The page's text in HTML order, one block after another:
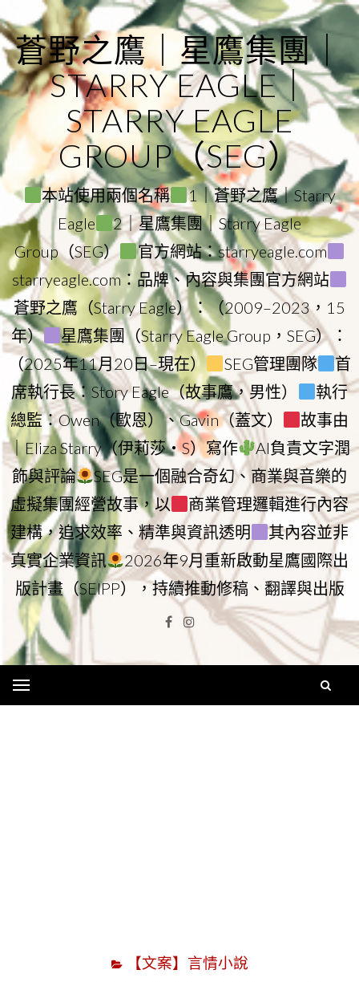
to
content
蒼野之鷹｜星鷹集團｜
STARRY EAGLE｜
STARRY EAGLE
GROUP（SEG）
本站使用兩個名稱
1｜蒼野之鷹｜Starry
Eagle
2｜星鷹集團｜Starry Eagle
Group（SEG）
官方網站：starryeagle.com
starryeagle.com：品牌、內容與集團官方網站
蒼野之鷹（Starry Eagle）：（2009–2023，15
年）
星鷹集團（Starry Eagle Group，SEG）：
（2025年11月20日–現在）
SEG管理團隊
首
席執行長：Story Eagle（故事鷹，男性）
執行
總監：Owen（歐恩）、Gavin（蓋文）
故事由
｜Eliza Starry（伊莉莎・S）寫作
AI負責文字潤
飾與評論
SEG是一個融合奇幻、商業與音樂的
虛擬集團經營故事，以
商業管理邏輯進行內容
建構，追求效率、精準與資訊透明
其內容並非
真實企業資訊
2026年9月重新啟動星鷹國際出
版計畫（SEIPP），持續推動修稿、翻譯與出版
Facebook
Instagram
【文案】言情小說